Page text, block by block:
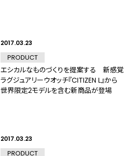
2017.03.23
PRODUCT
エシカルなものづくりを提案する 新感覚
ラグジュアリーウオッチ『CITIZEN L』から
世界限定2モデルを含む新商品が登場
2017.03.23
PRODUCT